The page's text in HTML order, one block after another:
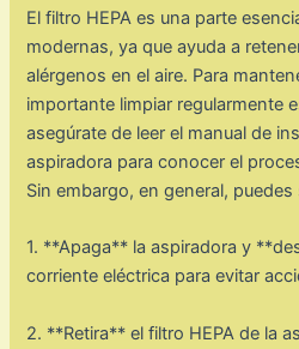
El filtro HEPA es una parte
modernas, ya que ayuda a
alérgenos en el aire. Para
importante limpiar regularmente
asegúrate de leer el manual de
aspiradora para conocer el
Sin embargo, en general,
1. **Apaga** la aspiradora y
corriente eléctrica para evitar
2. **Retira** el filtro HEPA de la